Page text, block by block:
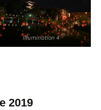
Illumination 4
2019